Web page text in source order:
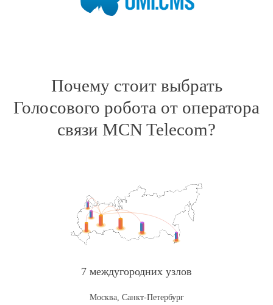
Почему стоит выбрать
Голосового робота от оператора
связи MCN Telecom?
7 междугородних узлов
Москва, Санкт-Петербург